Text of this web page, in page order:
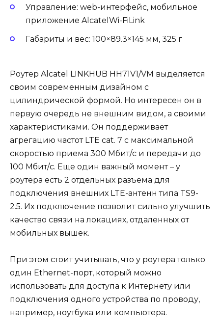
Управление: web-интерфейс, мобильное
приложение AlcatelWi-FiLink
Габариты и вес: 100×89.3×145 мм, 325 г
Роутер Alcatel LINKHUB HH71V1/VM выделяется
своим современным дизайном с
цилиндрической формой. Но интересен он в
первую очередь не внешним видом, а своими
характеристиками. Он поддерживает
агрегацию частот LTE cat. 7 с максимальной
скоростью приема 300 Мбит/c и передачи до
100 Мбит/с. Еще один важный момент – у
роутера есть 2 отдельных разъема для
подключения внешних LTE-антенн типа TS9-
2.5. Их подключение позволит сильно улучшить
качество связи на локациях, отдаленных от
мобильных вышек.
При этом стоит учитывать, что у роутера только
один Ethernet-порт, который можно
использовать для доступа к Интернету или
подключения одного устройства по проводу,
например, ноутбука или компьютера.